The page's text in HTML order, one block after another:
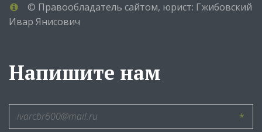
© Правообладатель сайтом, юрист: Гжибовский
Ивар Янисович
Напишите нам
*